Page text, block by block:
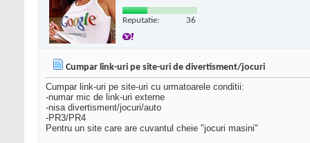
Reputatie: 36
Cumpar link-uri pe site-uri de divertisment/jocuri
Cumpar link-uri pe site-uri cu urmatoarele conditii:
-numar mic de link-uri externe
-nisa divertisment/jocuri/auto
-PR3/PR4
Pentru un site care are cuvantul cheie "jocuri masini"